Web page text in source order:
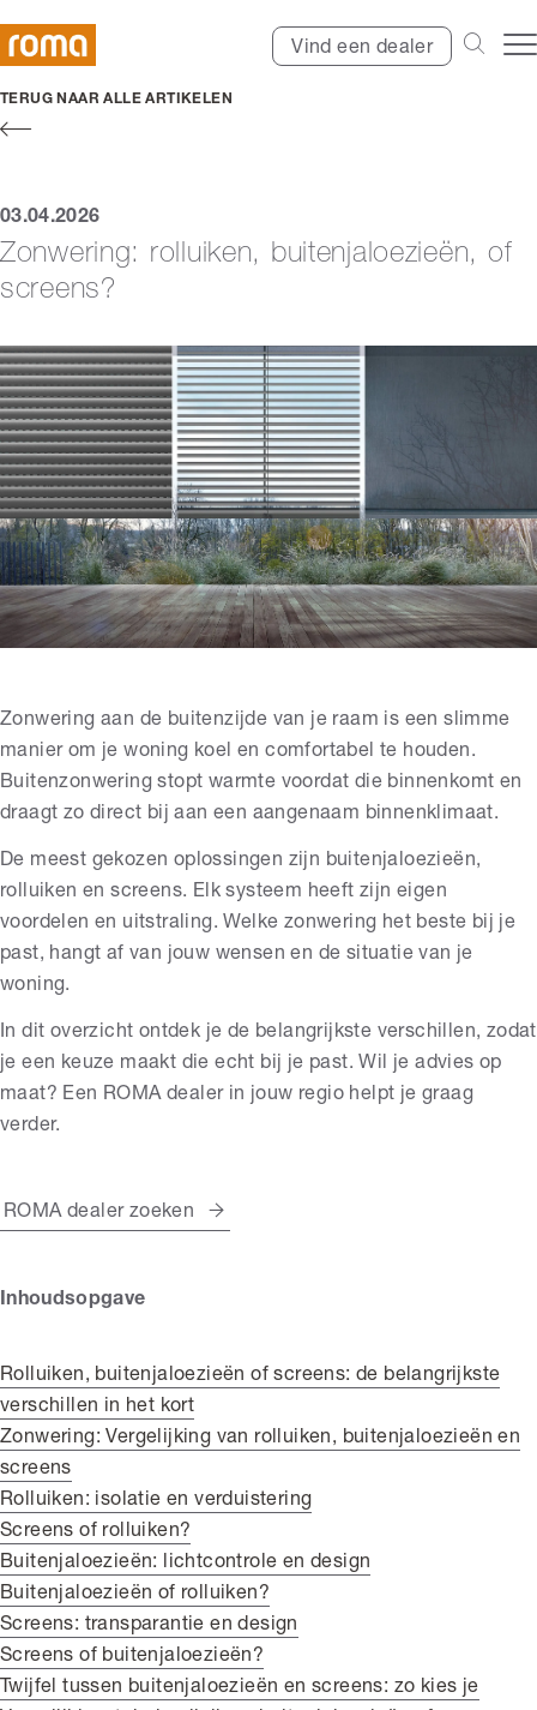
Vind een dealer
TERUG NAAR ALLE ARTIKELEN
03.04.2026
Zonwering: rolluiken, buitenjaloezieën, of
screens?
Zonwering aan de buitenzijde van je raam is een slimme
manier om je woning koel en comfortabel te houden.
Buitenzonwering stopt warmte voordat die binnenkomt en
draagt zo direct bij aan een aangenaam binnenklimaat.
De meest gekozen oplossingen zijn buitenjaloezieën,
rolluiken en screens. Elk systeem heeft zijn eigen
voordelen en uitstraling. Welke zonwering het beste bij je
past, hangt af van jouw wensen en de situatie van je
woning.
In dit overzicht ontdek je de belangrijkste verschillen, zodat
je een keuze maakt die echt bij je past. Wil je advies op
maat? Een ROMA dealer in jouw regio helpt je graag
verder.
ROMA dealer zoeken
Inhoudsopgave
Rolluiken, buitenjaloezieën of screens: de belangrijkste
verschillen in het kort
Zonwering: Vergelijking van rolluiken, buitenjaloezieën en
screens
Rolluiken: isolatie en verduistering
Screens of rolluiken?
Buitenjaloezieën: lichtcontrole en design
Buitenjaloezieën of rolluiken?
Screens: transparantie en design
Screens of buitenjaloezieën?
Twijfel tussen buitenjaloezieën en screens: zo kies je